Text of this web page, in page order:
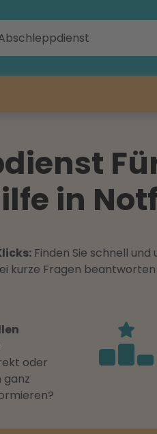
in
Finden Sie schnell
kurze Fragen
oder
ganz